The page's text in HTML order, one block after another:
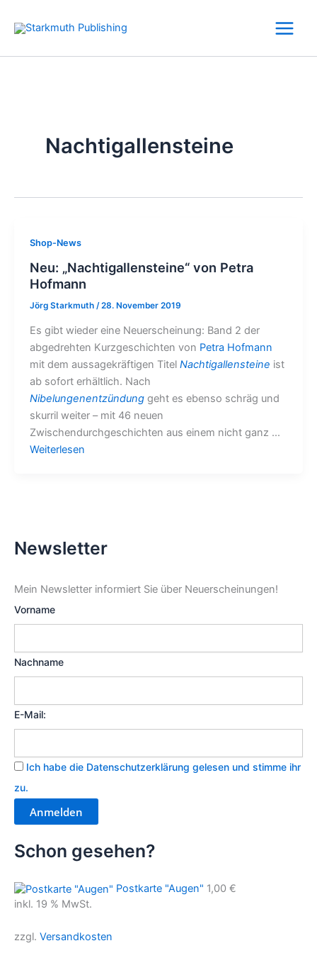
Inhalt
Nachtigallensteine
Shop-News
Neu: „Nachtigallensteine“ von Petra
Hofmann
Jörg Starkmuth /28. November 2019
Es gibt wieder eine Neuerscheinung: Band 2 der
abgedrehten Kurzgeschichten von Petra Hofmann
mit dem aussagekräftigen Titel Nachtigallensteine ist
ab sofort erhältlich. Nach
Nibelungenentzündunggeht es ebenso schräg und
skurril weiter – mit 46 neuen
Zwischendurchgeschichten aus einem nicht ganz ...
Weiterlesen
Newsletter
Mein Newsletter informiert Sie über Neuerscheinungen!
Vorname
Nachname
E-Mail:
Ich habe die Datenschutzerklärung gelesen und stimme ihr
zu.
Schon gesehen?
Postkarte "Augen" 1,00 €
inkl. 19 % MwSt.
zzgl. Versandkosten